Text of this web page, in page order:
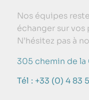
Nos équipes
échanger sur vos
N’hésitez pas à
305 chemin de
Tél : +33 (0) 4 83